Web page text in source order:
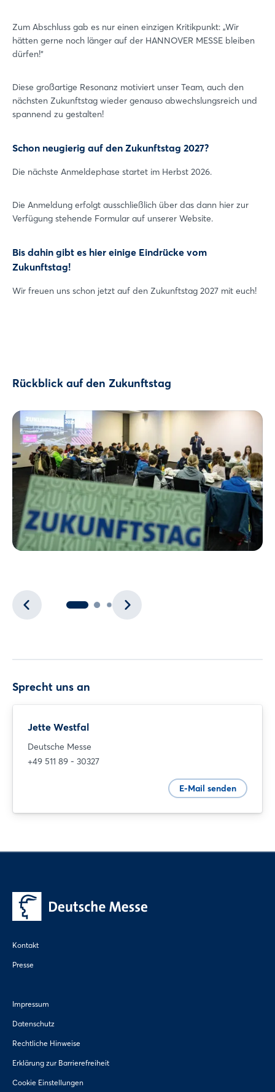
Zum Abschluss gab es nur einen einzigen Kritikpunkt: „Wir
hätten gerne noch länger auf der HANNOVER MESSE bleiben
dürfen!“
Diese großartige Resonanz motiviert unser Team, auch den
nächsten Zukunftstag wieder genauso abwechslungsreich und
spannend zu gestalten!
Schon neugierig auf den Zukunftstag 2027?
Die nächste Anmeldephase startet im Herbst 2026.
Die Anmeldung erfolgt ausschließlich über das dann hier zur
Verfügung stehende Formular auf unserer Website.
Bis dahin gibt es hier einige Eindrücke vom
Zukunftstag!
Wir freuen uns schon jetzt auf den Zukunftstag 2027 mit euch!
Rückblick auf den Zukunftstag
Sprecht uns an
Jette Westfal
Deutsche Messe
+49 511 89 - 30327
E-Mail senden
Kontakt
Presse
Impressum
Datenschutz
Rechtliche Hinweise
Erklärung zur Barrierefreiheit
Cookie Einstellungen
Login
Jetzt registrieren